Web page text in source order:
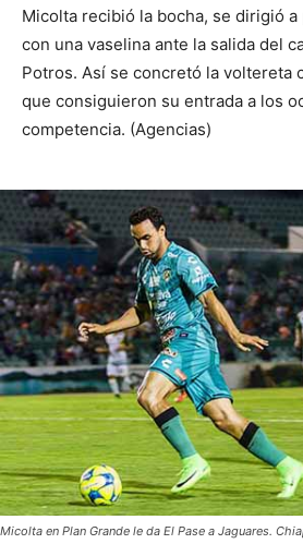
Micolta recibió la bocha, se dirigió
con una vaselina ante la salida del
Potros. Así se concretó la voltereta
que consiguieron su entrada a los
competencia. (Agencias)
Micolta en Plan Grande le da El Pase a Jaguares.